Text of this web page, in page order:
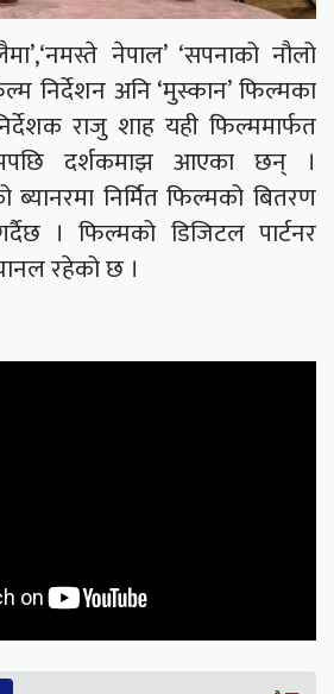
नेपाल’ ‘सपनाको नौलो
निर्देशन अनि ‘मुस्कान’ फिल्मका
निर्देशक राजु शाह यही फिल्ममार्फत
दर्शकमाझ आएका छन् ।
निर्मित फिल्मको बितरण
। फिल्मको डिजिटल पार्टनर
रहेको छ ।